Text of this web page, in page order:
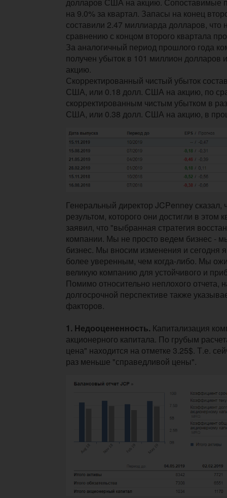
на 9.0% за квартал. Запасы на конец
составили 2.47 миллиарда долларов,
сравнению с концом второго квартала
За аналогичный период прошлого года
получен убыток в 101 миллион долларов
акцию.
Скорректированный чистый убыток
США, или 0.18 долл. США на акцию, по
скорректированным чистым убытком в
США, или 0.38 долл. США на акцию, в
Генеральный директор JCPenney сказал,
результом, которого они достигли в этом
заявил, что "выбранная стратегия
компании. Мы не просто ведем бизнес -
бизнес. Мы вносим изменения и сегодня я
более уверенным, чем когда-либо. Мы
великую компанию для устойчивого и
Помимо относительно неплохого отчета,
долгосрочной перспективе также
факторов.
1. Недооцененность. Капитализация
акционерного капитала. По грубым
цена" находится на отметке 3.25$. Т.е.
раз меньше "справедливой цены".